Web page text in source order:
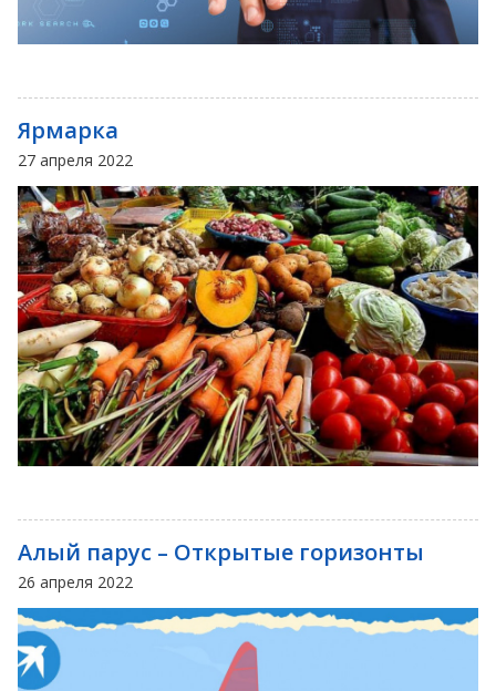
Ярмарка
27 апреля 2022
Алый парус – Открытые горизонты
26 апреля 2022